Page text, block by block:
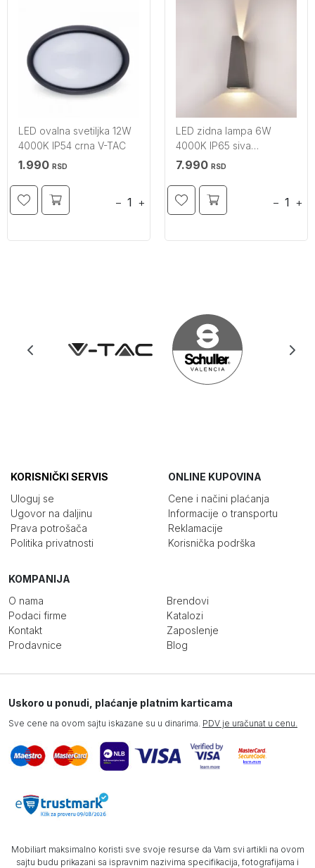
LED ovalna svetiljka 12W
4000K IP54 crna V-TAC
1.990 RSD
− +
LED zidna lampa 6W
4000K IP65 siva
trapezoid V-TAC
7.990 RSD
− +
KORISNIČKI SERVIS
Uloguj se
Ugovor na daljinu
Prava potrošača
Politika privatnosti
ONLINE KUPOVINA
Cene i načini plaćanja
Informacije o transportu
Reklamacije
Korisnička podrška
KOMPANIJA
O nama
Podaci firme
Kontakt
Prodavnice
Brendovi
Katalozi
Zaposlenje
Blog
Uskoro u ponudi, plaćanje platnim karticama
Sve cene na ovom sajtu iskazane su u dinarima. PDV je uračunat u cenu.
Mobiliart maksimalno koristi sve svoje resurse da Vam svi artikli na ovom
sajtu budu prikazani sa ispravnim nazivima specifikacija, fotografijama i